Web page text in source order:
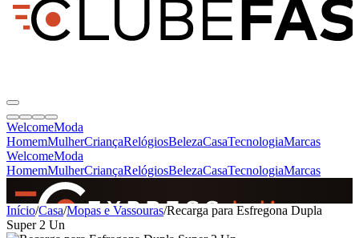
WelcomeModa
HomemMulherCriançaRelógiosBelezaCasaTecnologiaMarcas
WelcomeModa
HomemMulherCriançaRelógiosBelezaCasaTecnologiaMarcas
SINCE 2005
Início/Casa/Mopas e Vassouras/Recarga para Esfregona Dupla
Super 2 Un